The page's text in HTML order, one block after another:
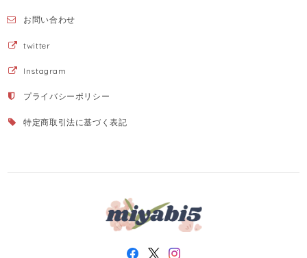
お問い合わせ
twitter
Instagram
プライバシーポリシー
特定商取引法に基づく表記